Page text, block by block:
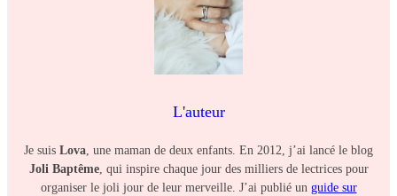
L'auteur
Je suis Lova, une maman de deux enfants. En 2012, j’ai lancé le blog
Joli Baptême, qui inspire chaque jour des milliers de lectrices pour
organiser le joli jour de leur merveille. J’ai publié un guide sur